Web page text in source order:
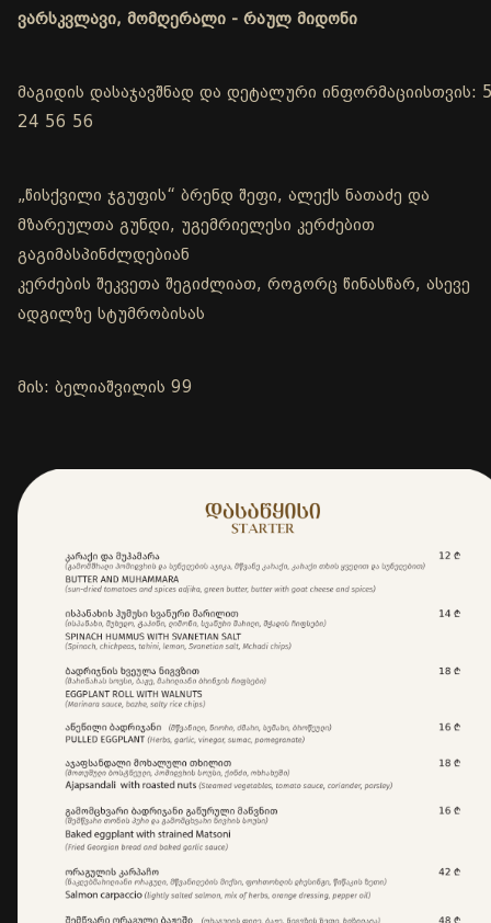
ვარსკვლავი, მომღერალი - რაულ მიდონი
მაგიდის დასაჯავშნად და დეტალური ინფორმაციისთვის:
24 56 56
„წისქვილი ჯგუფის“ ბრენდ შეფი, ალექს ნათაძე და
მზარეულთა გუნდი, უგემრიელესი კერძებით
გაგიმასპინძლდებიან
კერძების შეკვეთა შეგიძლიათ, როგორც წინასწარ, ასევე
ადგილზე სტუმრობისას
მის: ბელიაშვილის 99